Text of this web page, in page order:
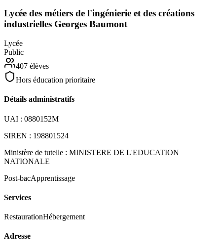
Lycée des métiers de l'ingénierie et des créations
industrielles Georges Baumont
Lycée
Public
407 élèves
Hors éducation prioritaire
Détails administratifs
UAI : 0880152M
SIREN : 198801524
Ministère de tutelle : MINISTERE DE L'EDUCATION
NATIONALE
Post-bacApprentissage
Services
RestaurationHébergement
Adresse